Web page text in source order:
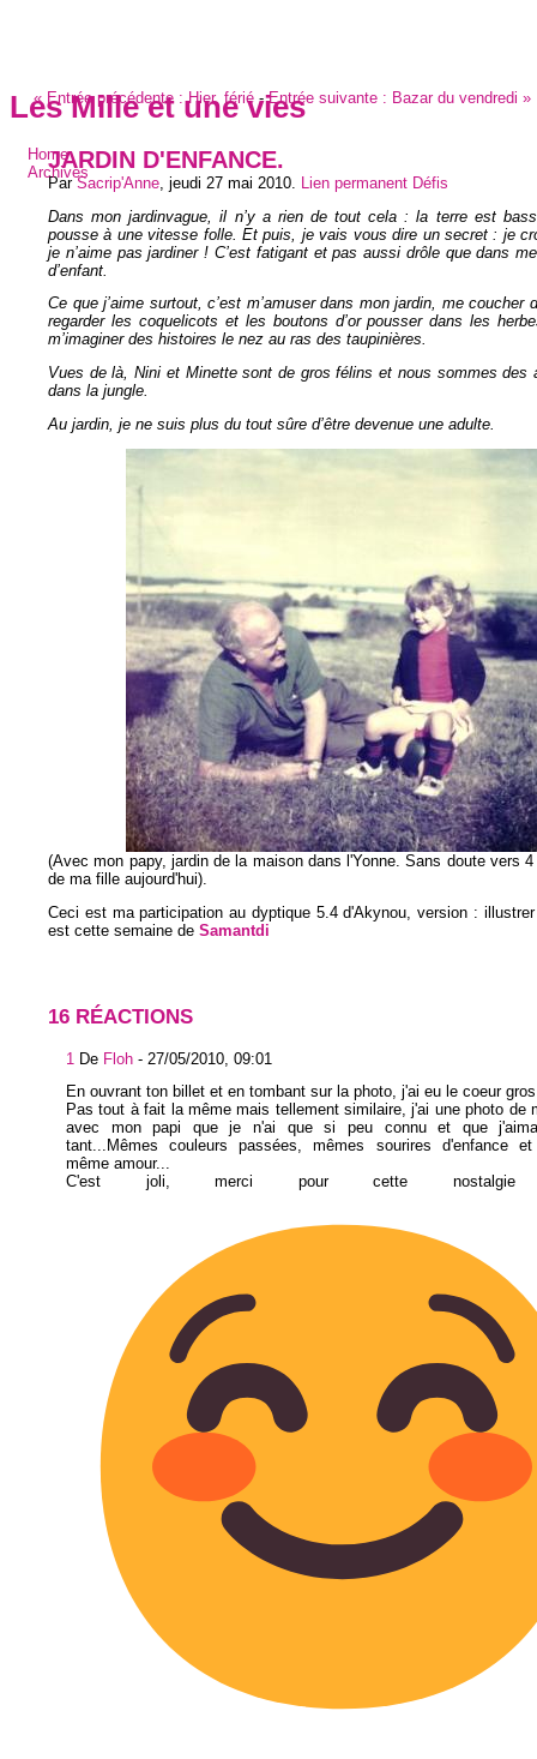
Les Mille et une vies
Home
Archives
« Entrée précédente :Hier, férié -Entrée suivante : Bazar du vendredi »
JARDIN D'ENFANCE.
ParSacrip'Anne jeudi 27 mai 2010 Lien permanent Défis
Dans mon jardinvague, il n’y a rien de tout cela : la terre est
pousse à une vitesse folle. Et puis, je vais vous dire un secret : je
je n’aime pas jardiner ! C’est fatigant et pas aussi drôle que dans
d’enfant.
Ce que j’aime surtout, c’est m’amuser dans mon jardin, me coucher
regarder les coquelicots et les boutons d’or pousser dans les
m’imaginer des histoires le nez au ras des taupinières.
Vues de là, Nini et Minette sont de gros félins et nous sommes des
dans la jungle.
Au jardin, je ne suis plus du tout sûre d’être devenue une adulte.
(Avec mon papy, jardin de la maison dans l'Yonne. Sans doute vers
de ma fille aujourd'hui).
Ceci est ma participation au dyptique 5.4 d'Akynou, version :
est cette semaine de Samantdi
16 RÉACTIONS
1 De Floh - 27/05/2010, 09:01
En ouvrant ton billet et en tombant sur la photo, j'ai eu le coeur
Pas tout à fait la même mais tellement similaire, j'ai une photo de
avec mon papi que je n'ai que si peu connu et que
tant...Mêmes couleurs passées, mêmes sourires d'enfance
même amour...
C'est joli, merci pour cette nostalgie